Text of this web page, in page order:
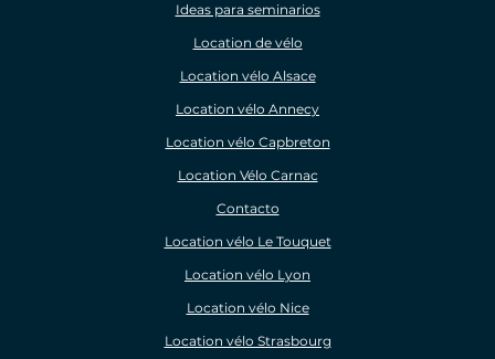
Ideas para seminarios
Location de vélo
Location vélo Alsace
Location vélo Annecy
Location vélo Capbreton
Location Vélo Carnac
Contacto
Location vélo Le Touquet
Location vélo Lyon
Location vélo Nice
Location vélo Strasbourg